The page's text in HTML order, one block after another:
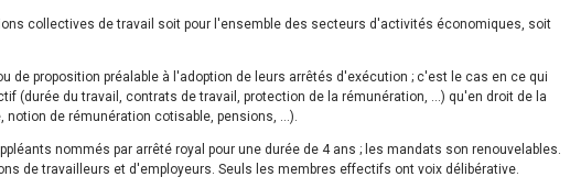
collectives de travail soit pour l'ensemble des secteurs d'activités économiques, soit
de proposition préalable à l'adoption de leurs arrêtés d'exécution ; c'est le cas en ce qui
(durée du travail, contrats de travail, protection de la rémunération, ...) qu'en droit de la
de rémunération cotisable, pensions, …).
nommés par arrêté royal pour une durée de 4 ans ; les mandats son renouvelables.
de travailleurs et d'employeurs. Seuls les membres effectifs ont voix délibérative.